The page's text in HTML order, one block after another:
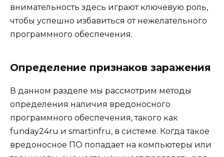
внимательность здесь играют ключевую роль,
чтобы успешно избавиться от нежелательного
программного обеспечения.
Определение признаков заражения
В данном разделе мы рассмотрим методы
определения наличия вредоносного
программного обеспечения, такого как
funday24ru и smartinfru, в системе. Когда такое
вредоносное ПО попадает на компьютеры или